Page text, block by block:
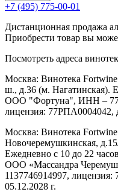
+7 (495) 775-00-01
Дистанционная продажа
Приобрести товар вы
Посмотреть адреса винотек
Москва: Винотека
ш., д.36 (м. Нагатинская).
ООО "Фортуна", ИНН –
лицензия: 77РПА0004042,
Москва: Винотека
Новочеремушкинская,
Ежедневно с 10 до 22
ООО «Массандра
1137746914997,
05.12.2028 г.